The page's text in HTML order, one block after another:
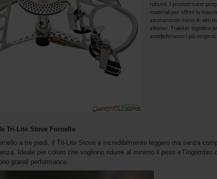
robusti. I prodotti sono
materiali per offrirti la
sicuramente meno in altri
inferiori. Trakker significa
soddisferanno i più esigenti.
Tri-Lite Stove Fornello
a tre piedi, il Tri-Lite Stove è incredibilmente leggero ma senza
Ideale per coloro che vogliono ridurre al minimo il peso e l’ingombro
grandi performance.